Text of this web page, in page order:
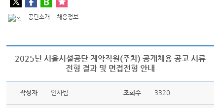
공단소개 채용정보
2025년 서울시설공단 계약직원(주차) 공개채용 공고 서류
전형 결과 및 면접전형 안내
작성자 인사팀 조회수 3320